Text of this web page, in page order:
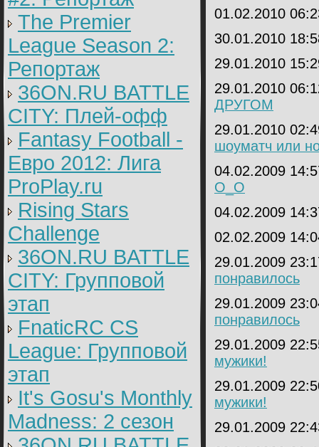
The Premier
League Season 2:
Репортаж
36ON.RU BATTLE
CITY: Плей-офф
Fantasy Football -
Евро 2012: Лига
ProPlay.ru
Rising Stars
Challenge
36ON.RU BATTLE
CITY: Групповой
этап
FnaticRC CS
League: Групповой
этап
It's Gosu's Monthly
Madness: 2 сезон
01.02.2010
30.01.2010
29.01.2010
29.01.2010
ДРУГОМ
29.01.2010
шоуматч или
04.02.2009
О_О
04.02.2009
02.02.2009
29.01.2009
понравилось
29.01.2009
понравилось
29.01.2009
мужики!
29.01.2009
мужики!
29.01.2009